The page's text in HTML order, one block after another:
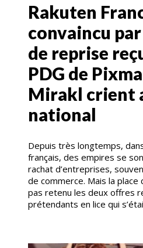
Rakuten
convaincu
de reprise
PDG de
Mirakl crient
national
Depuis très longtemps,
français, des empires se
rachat d’entreprises,
de commerce. Mais la place
pas retenu les deux offres
prétendants en lice qui